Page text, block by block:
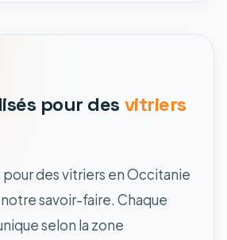
pour des vitriers
pour des vitriers en Occitanie
savoir-faire. Chaque
selon la zone